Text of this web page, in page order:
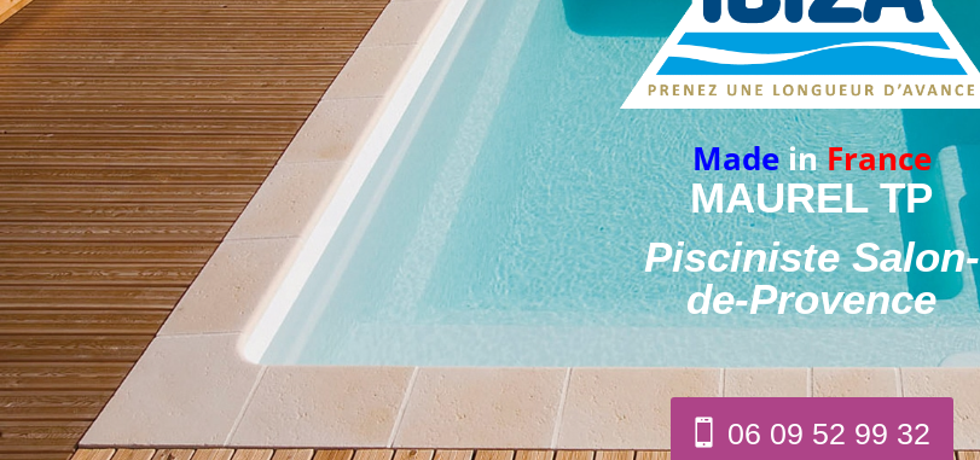
MadeinFrance
MAUREL TP
Pisciniste Salon-
de-Provence
06 09 52 99 32